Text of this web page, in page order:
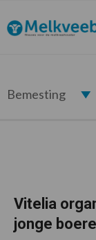
de
hoofdnavigatie
de
hoofd
de
eerste
de
voettekst
Bemesting
Vitelia
jonge